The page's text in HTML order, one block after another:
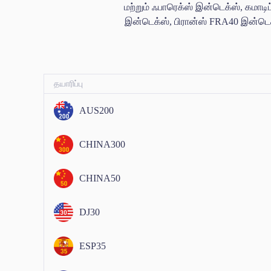
மற்றும் ஃபாரெக்ஸ் இன்டெக்ஸ்,
இன்டெக்ஸ், பிரான்ஸ் FRA40
தயாரிப்பு
AUS200
CHINA300
CHINA50
DJ30
ESP35